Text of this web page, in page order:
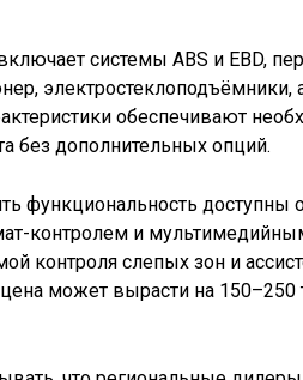
системы ABS и EBD,
электростеклоподъёмники,
обеспечивают
без дополнительных опций.
функциональность доступны
контролем и
контроля слепых зон и
может вырасти на 150–250